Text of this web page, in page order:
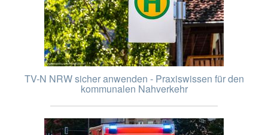
TV-N NRW sicher anwenden - Praxiswissen für den
kommunalen Nahverkehr